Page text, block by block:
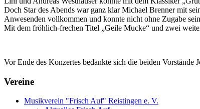
Doch Star des Abends war ganz klar Michael Brenner mit
Anwesenden vollkommen und konnte nicht ohne Zugabe
Mit dem fröhlich-frechen Titel „Geile Mucke“ und zwei
Vor Ende des Konzertes bedankte sich die beiden
Vereine
Musikverein "Frisch Auf" Reistingen e. V.